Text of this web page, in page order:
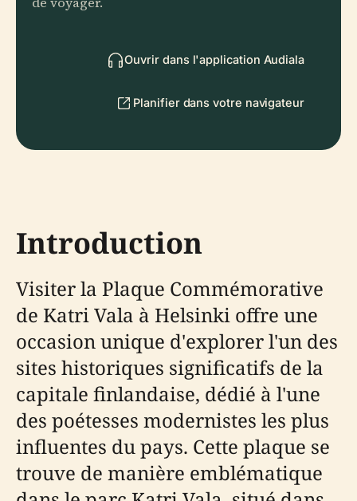
Ouvrir dans l'application Audiala
Planifier dans votre navigateur
Introduction
Visiter la Plaque Commémorative
de Katri Vala à Helsinki offre une
occasion unique d'explorer l'un des
sites historiques significatifs de la
capitale finlandaise, dédié à l'une
des poétesses modernistes les plus
influentes du pays. Cette plaque se
trouve de manière emblématique